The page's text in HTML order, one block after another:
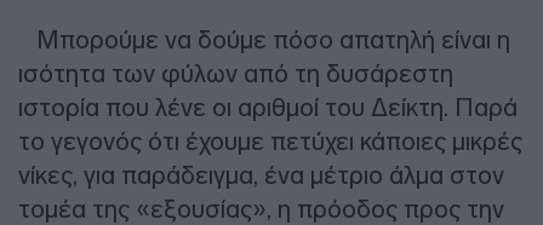
Μπορούμε να δούμε πόσο απατηλή είναι η
ισότητα των φύλων από τη δυσάρεστη
ιστορία που λένε οι αριθμοί του Δείκτη. Παρά
το γεγονός ότι έχουμε πετύχει κάποιες μικρές
νίκες, για παράδειγμα, ένα μέτριο άλμα στον
τομέα της «εξουσίας», η πρόοδος προς την